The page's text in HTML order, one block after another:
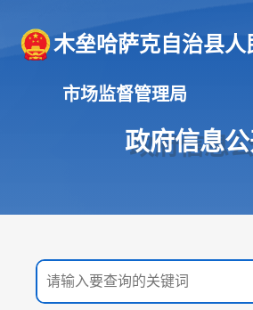
木垒哈萨克自治县人
市场监督管理局
政府信息